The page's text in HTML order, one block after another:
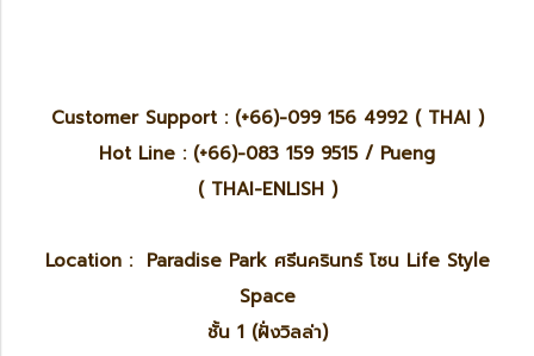
Customer Support : (+66)-099 156 4992 ( THAI )
Hot Line : (+66)-083 159 9515 / Pueng
( THAI-ENLISH )
Location : Paradise Park ศรีนครินทร์ โซน Life Style
Space
ชั้น 1 (ฝั่งวิลล่า)